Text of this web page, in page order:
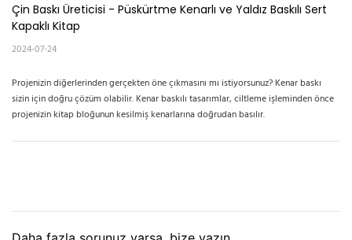
Çin Baskı Üreticisi - Püskürtme Kenarlı ve Yaldız Baskılı Sert
Kapaklı Kitap
2024-07-24
Projenizin diğerlerinden gerçekten öne çıkmasını mı istiyorsunuz? Kenar baskı
sizin için doğru çözüm olabilir. Kenar baskılı tasarımlar, ciltleme işleminden önce
projenizin kitap bloğunun kesilmiş kenarlarına doğrudan basılır.